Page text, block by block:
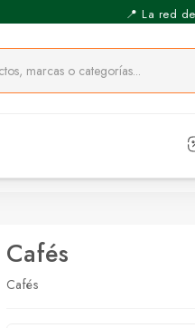
📍 La red
⚡️
Cafés
Cafés